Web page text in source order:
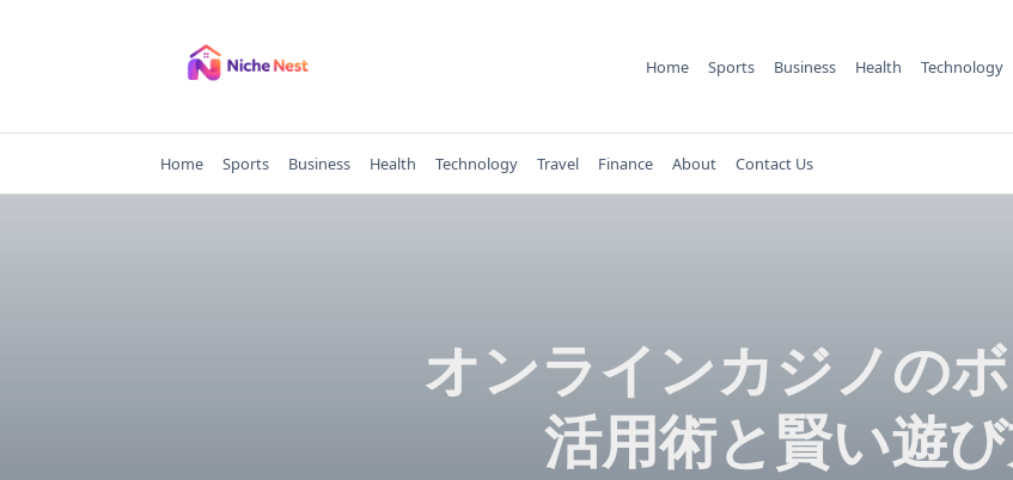
Home Sports Business Health Technology
Home Sports Business Health Technology Travel Finance About Contact Us
オンラインカジノの
活用術と賢い遊